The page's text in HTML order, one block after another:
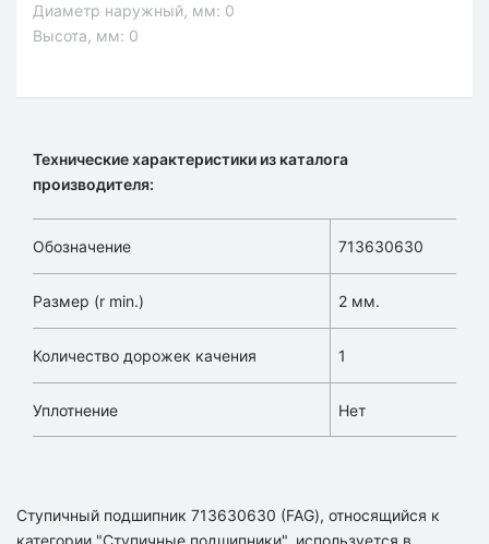
Диаметр наружный, мм: 0
Высота, мм: 0
Технические характеристики из каталога
производителя:
Обозначение 713630630
Размер (r min.) 2 мм.
Количество дорожек качения 1
Уплотнение Нет
Ступичный подшипник 713630630 (FAG), относящийся к
категории "Ступичные подшипники", используется в